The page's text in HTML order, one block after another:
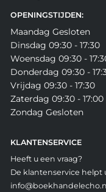
OPENINGSTIJDEN:
Maandag Gesloten
Dinsdag 09:30 - 17:30
Woensdag 09:30 -
Donderdag 09:30 -
Vrijdag 09:30 - 17:30
Zaterdag 09:30 - 17:00
Zondag Gesloten
KLANTENSERVICE
Heeft u een vraag?
De klantenservice helpt